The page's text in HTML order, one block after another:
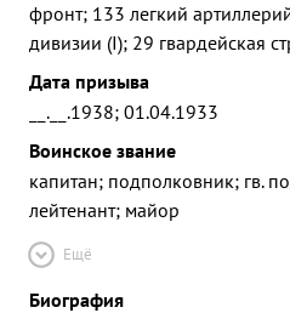
фронт; 133 легкий
дивизии (I); 29 гвардейская
Дата призыва
__.__.1938; 01.04.1933
Воинское звание
капитан; подполковник; гв.
лейтенант; майор
Ещё
Биография